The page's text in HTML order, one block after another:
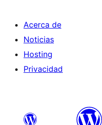
Acerca de
Noticias
Hosting
Privacidad